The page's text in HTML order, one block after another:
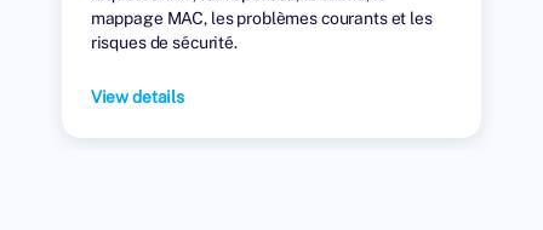
mappage MAC, les problèmes courants et les
risques de sécurité.
View details